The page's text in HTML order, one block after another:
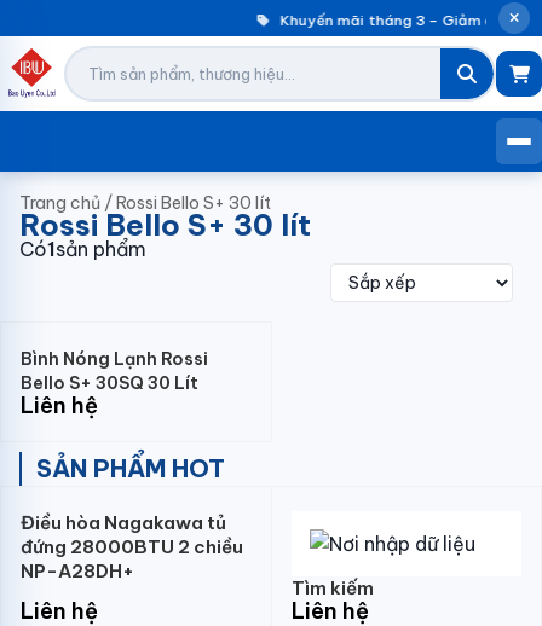
Khuyến mãi tháng 3 – Giảm đến
Trang chủ /Rossi Bello S+ 30 lít
Rossi Bello S+ 30 lít
Có1sản phẩm
Bình Nóng Lạnh Rossi
Bello S+ 30SQ 30 Lít
Liên hệ
SẢN PHẨM HOT
Điều hòa Nagakawa tủ
đứng 28000BTU 2 chiều
NP-A28DH+
Liên hệ
Tìm kiếm
Liên hệ